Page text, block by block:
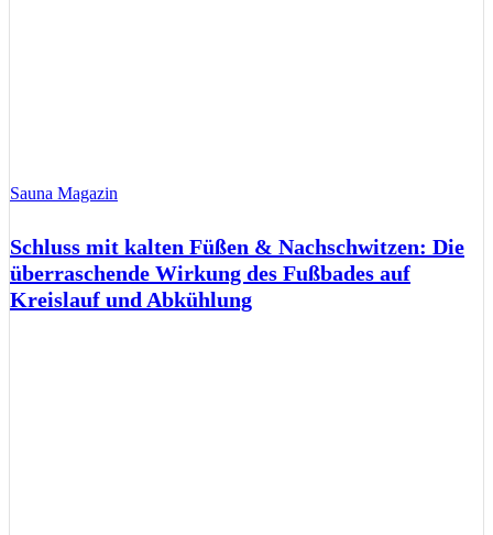
Sauna Magazin
Schluss mit kalten Füßen & Nachschwitzen: Die
überraschende Wirkung des Fußbades auf
Kreislauf und Abkühlung